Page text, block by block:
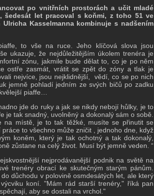
po vnitřních prostorách a učit mladé
šedesát let pracoval s koňmi, z toho 51 ve
Kasselmanna kombinuje s nadšením
to vše na ruce. Jeho klíčová slova jsou
ukazuje, že nejdůležitějším úkolem trenéra je
zónu, jakmile bude dělat to, co je po něm
ostře zasmát, vrátit se zpět do zóny a tlak je
nejvíce, jsou nejklidnější, vědí, co se po nich
jemně pohladí jedním ze svých bičů po zadku
piaffe…
jde do ruky a jak se nikdy nebojí hůlky, je to
je tak snadný, uvolněný a dokonalý sám o sobě.
na místě, je to tak těžké, musíte se přinutit se
to všechno může zničit , jednoho dne, když
koněm, který je tak ochotný a tak dokonalý,
zůstane na celý život. Musí být jemně veden. “
nejprodávanější podnik na světě na
trenéry obrací ke skutečným starým pánům.
důchodu v polovině osmdesátých let, ale který
koní. "Mám rád starší trenéry," říká pan
aby se dostali na vrchol."